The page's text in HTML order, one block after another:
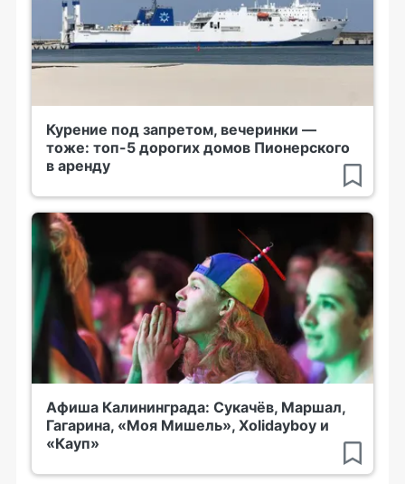
Курение под запретом, вечеринки —
тоже: топ-5 дорогих домов Пионерского
в аренду
Афиша Калининграда: Сукачёв, Маршал,
Гагарина, «Моя Мишель», Xolidayboy и
«Кауп»